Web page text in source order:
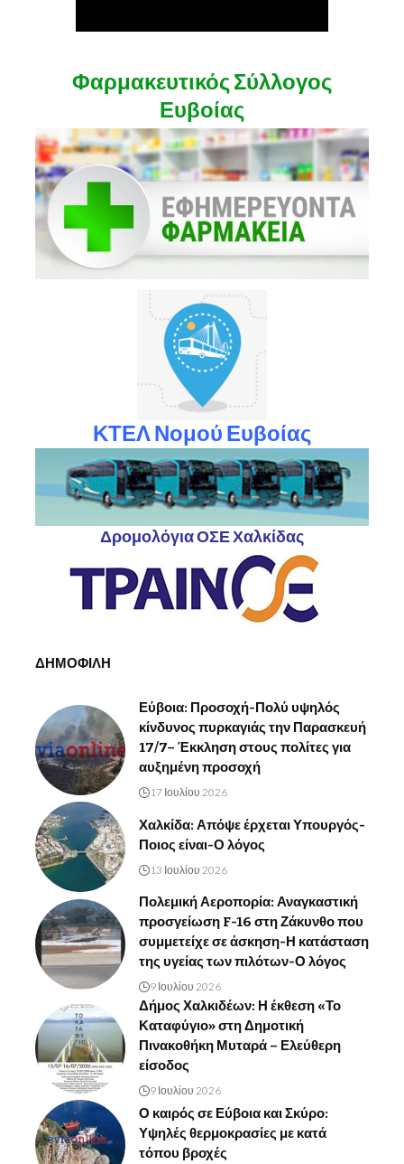
Φαρμακευτικός Σύλλογος
Ευβοίας
ΚΤΕΛ Νομού Ευβοίας
Δρομολόγια ΟΣΕ Χαλκίδας
ΔΗΜΟΦΙΛΗ
Εύβοια: Προσοχή-Πολύ υψηλός
κίνδυνος πυρκαγιάς την Παρασκευή
17/7– Έκκληση στους πολίτες για
αυξημένη προσοχή
17 Ιουλίου 2026
Χαλκίδα: Απόψε έρχεται Υπουργός-
Ποιος είναι-Ο λόγος
13 Ιουλίου 2026
Πολεμική Αεροπορία: Αναγκαστική
προσγείωση F-16 στη Ζάκυνθο που
συμμετείχε σε άσκηση-Η κατάσταση
της υγείας των πιλότων-Ο λόγος
9 Ιουλίου 2026
Δήμος Χαλκιδέων: Η έκθεση «Το
Καταφύγιο» στη Δημοτική
Πινακοθήκη Μυταρά – Ελεύθερη
είσοδος
9 Ιουλίου 2026
Ο καιρός σε Εύβοια και Σκύρο:
Υψηλές θερμοκρασίες με κατά
τόπου βροχές